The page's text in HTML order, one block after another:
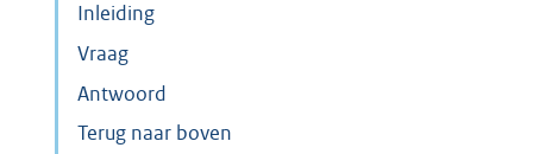
Inleiding
Vraag
Antwoord
Terug naar boven